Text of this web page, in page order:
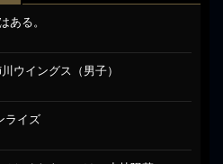
ある。
ウイングス（男子）
ライズ